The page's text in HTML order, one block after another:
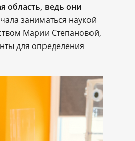
область, ведь они
заниматься наукой
Марии Степановой,
для определения